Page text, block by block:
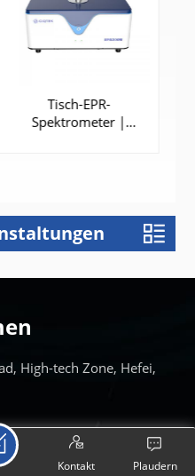
Modernisierung und
Aufrüstung des EPR-
ERFAHREN
High-tech Zone, Hefei,
Plaudern
Kontakt